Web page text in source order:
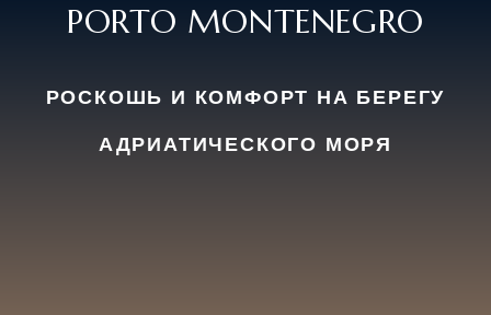
PORTO MONTENEGRO
РОСКОШЬ И КОМФОРТ НА БЕРЕГУ
АДРИАТИЧЕСКОГО МОРЯ